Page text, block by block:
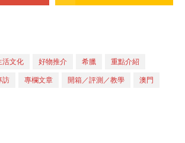
活文化 好物推介 希臘
重點介紹
訪 專欄文章 開箱／評測／教學
澳門